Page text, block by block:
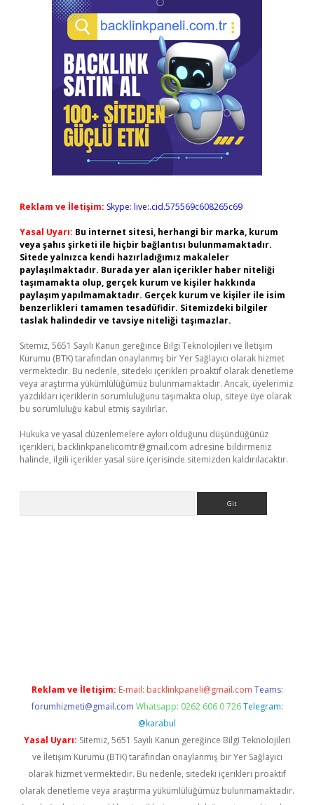
Reklam ve İletişim: Skype: live:.cid.575569c608265c69
Yasal Uyarı: Bu internet sitesi, herhangi bir marka, kurum
veya şahıs şirketi ile hiçbir bağlantısı bulunmamaktadır.
Sitede yalnızca kendi hazırladığımız makaleler
paylaşılmaktadır. Burada yer alan içerikler haber niteliği
taşımamakta olup, gerçek kurum ve kişiler hakkında
paylaşım yapılmamaktadır. Gerçek kurum ve kişiler ile isim
benzerlikleri tamamen tesadüfidir. Sitemizdeki bilgiler
taslak halindedir ve tavsiye niteliği taşımazlar.
Sitemiz, 5651 Sayılı Kanun gereğince Bilgi Teknolojileri ve İletişim
Kurumu (BTK) tarafından onaylanmış bir Yer Sağlayıcı olarak hizmet
vermektedir. Bu nedenle, sitedeki içerikleri proaktif olarak denetleme
veya araştırma yükümlülüğümüz bulunmamaktadır. Ancak, üyelerimiz
yazdıkları içeriklerin sorumluluğunu taşımakta olup, siteye üye olarak
bu sorumluluğu kabul etmiş sayılırlar.
Hukuka ve yasal düzenlemelere aykırı olduğunu düşündüğünüz
içerikleri, backlinkpanelicomtr@gmail.com adresine bildirmeniz
halinde, ilgili içerikler yasal süre içerisinde sitemizden kaldırılacaktır.
Reklam ve İletişim: E-mail: backlinkpaneli@gmail.com Teams:
forumhizmeti@gmail.com Whatsapp: 0262 606 0 726 Telegram:
@karabul
Yasal Uyarı: Sitemiz, 5651 Sayılı Kanun gereğince Bilgi Teknolojileri
ve İletişim Kurumu (BTK) tarafından onaylanmış bir Yer Sağlayıcı
olarak hizmet vermektedir. Bu nedenle, sitedeki içerikleri proaktif
olarak denetleme veya araştırma yükümlülüğümüz bulunmamaktadır.